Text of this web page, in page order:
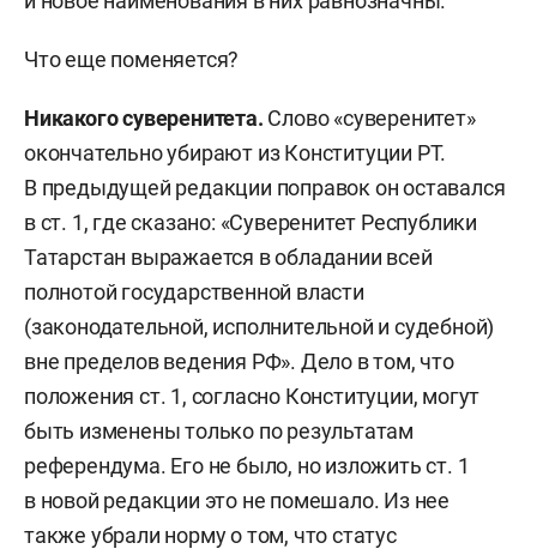
Что еще поменяется?
Никакого суверенитета. Слово «суверенитет»
окончательно убирают из Конституции РТ.
В предыдущей редакции поправок он оставался
в ст. 1, где сказано: «Суверенитет Республики
Татарстан выражается в обладании всей
полнотой государственной власти
(законодательной, исполнительной и судебной)
вне пределов ведения РФ». Дело в том, что
положения ст. 1, согласно Конституции, могут
быть изменены только по результатам
референдума. Его не было, но изложить ст. 1
в новой редакции это не помешало. Из нее
также убрали норму о том, что статус